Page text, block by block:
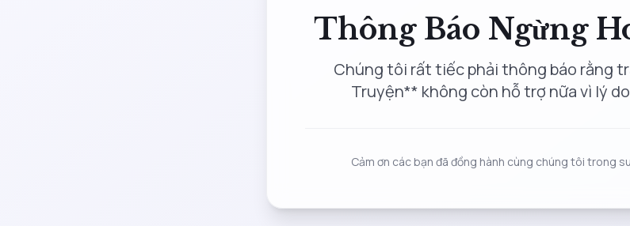
Thông Báo Ngừng
Chúng tôi rất tiếc phải thông báo rằng
Truyện** không còn hỗ trợ nữa vì lý
Cảm ơn các bạn đã đồng hành cùng chúng tôi trong